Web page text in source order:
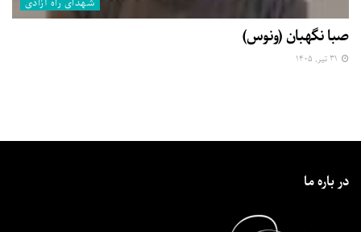
صبا نگهبان (ونوس)
در باره ما